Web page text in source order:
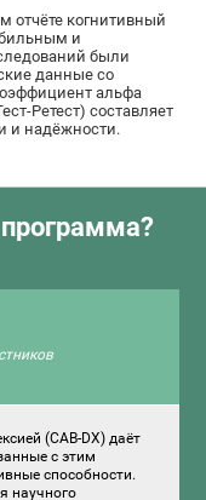
отчёте когнитивный
и
были
данные со
альфа
Ретест) составляет
и надёжности.
(CAB-DX) даёт
с этим
способности.
научного